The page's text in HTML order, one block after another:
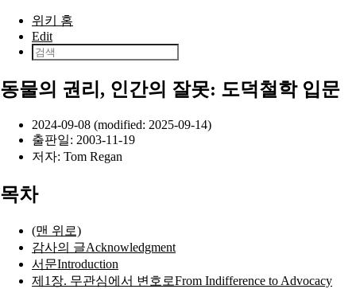
본문으로 건너뛰기
위키 홈
Edit
동물의 권리, 인간의 잘못: 도덕철학 입문
2024-09-08 (modified: 2025-09-14)
출판일: 2003-11-19
저자: Tom Regan
목차
(맨 위로)
감사의 글Acknowledgment
서문Introduction
제1장. 무관심에서 변호로From Indifference to Advocacy